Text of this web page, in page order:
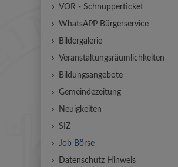
VOR - Schnupperticket
WhatsAPP Bürgerservice
Bildergalerie
Veranstaltungsräumlichkeiten
Bildungsangebote
Gemeindezeitung
Neuigkeiten
SIZ
Job Börse
Datenschutz Hinweis